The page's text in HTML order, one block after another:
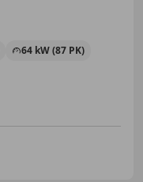
64 kW (87 PK)